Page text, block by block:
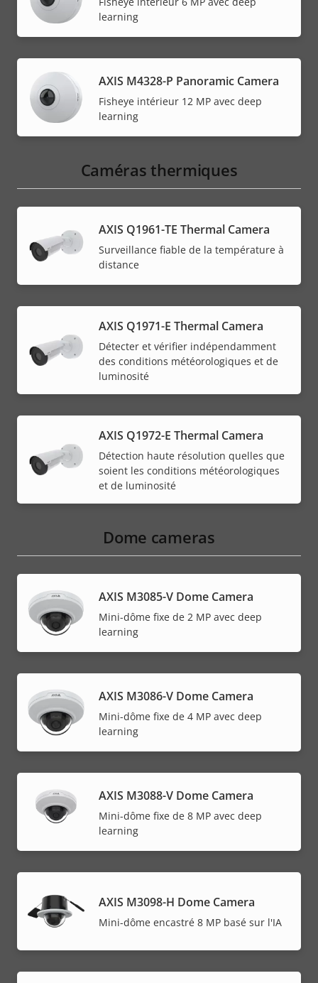
learning
AXIS M4328-P Panoramic Camera
Fisheye intérieur 12 MP avec deep
learning
Caméras thermiques
AXIS Q1961-TE Thermal Camera
Surveillance fiable de la température à
distance
AXIS Q1971-E Thermal Camera
Détecter et vérifier indépendamment
des conditions météorologiques et de
luminosité
AXIS Q1972-E Thermal Camera
Détection haute résolution quelles que
soient les conditions météorologiques
et de luminosité
Dome cameras
AXIS M3085-V Dome Camera
Mini-dôme fixe de 2 MP avec deep
learning
AXIS M3086-V Dome Camera
Mini-dôme fixe de 4 MP avec deep
learning
AXIS M3088-V Dome Camera
Mini-dôme fixe de 8 MP avec deep
learning
AXIS M3098-H Dome Camera
Mini-dôme encastré 8 MP basé sur l'IA